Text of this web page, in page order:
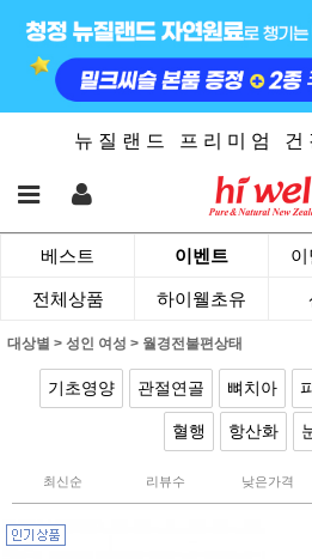
뉴 질 랜 드 프 리 미 엄 건
베스트 이벤트
전체상품 하이웰초유
대상별 > 성인 여성 > 월경전불편상태
기초영양 관절연골 뼈치아
혈행 항산화
최신순 리뷰수 낮은가격